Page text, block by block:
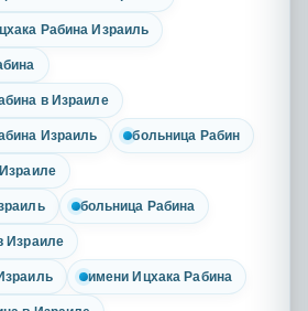
Рабина Израиль
в Израиле
Израиль больница Рабин
больница Рабина
Израиле
имени Ицхака Рабина